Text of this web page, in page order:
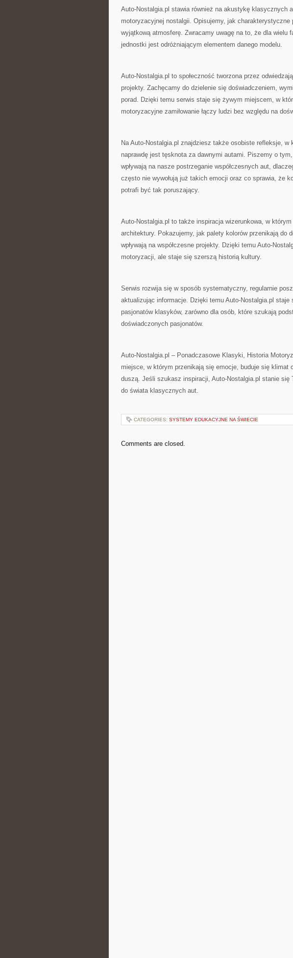
Auto-Nostalgia.pl stawia również na akustykę klasycznych
motoryzacyjnej nostalgii. Opisujemy, jak charakterystyczne
wyjątkową atmosferę. Zwracamy uwagę na to, że dla wielu
jednostki jest odróżniającym elementem danego modelu.
Auto-Nostalgia.pl to społeczność tworzona przez
projekty. Zachęcamy do dzielenie się doświadczeniem,
porad. Dzięki temu serwis staje się żywym miejscem, w
motoryzacyjne zamiłowanie łączy ludzi bez względu na
Na Auto-Nostalgia.pl znajdziesz także osobiste refleksje,
naprawdę jest tęsknota za dawnymi autami. Piszemy o
wpływają na nasze postrzeganie współczesnych aut,
często nie wywołują już takich emocji oraz co sprawia, że
potrafi być tak poruszający.
Auto-Nostalgia.pl to także inspiracja wizerunkowa, w
architektury. Pokazujemy, jak palety kolorów przenikają do
wpływają na współczesne projekty. Dzięki temu Auto-
motoryzacji, ale staje się szerszą historią kultury.
Serwis rozwija się w sposób systematyczny, regularnie
aktualizując informacje. Dzięki temu Auto-Nostalgia.pl staje
pasjonatów klasyków, zarówno dla osób, które szukają
doświadczonych pasjonatów.
Auto-Nostalgia.pl – Ponadczasowe Klasyki, Historia
miejsce, w którym przenikają się emocje, buduje się klimat
duszą. Jeśli szukasz inspiracji, Auto-Nostalgia.pl stanie się
do świata klasycznych aut.
CATEGORIES: SYSTEMY EDUKACYJNE NA ŚWIECIE
Comments are closed.